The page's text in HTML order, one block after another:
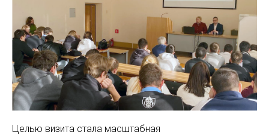
Целью визита стала масштабная